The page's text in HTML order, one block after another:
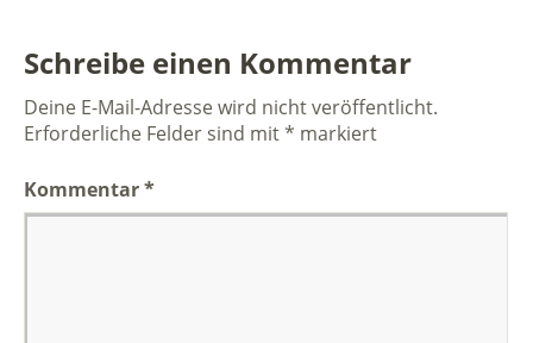
Schreibe einen Kommentar
Deine E-Mail-Adresse wird nicht veröffentlicht.
Erforderliche Felder sind mit* markiert
Kommentar*